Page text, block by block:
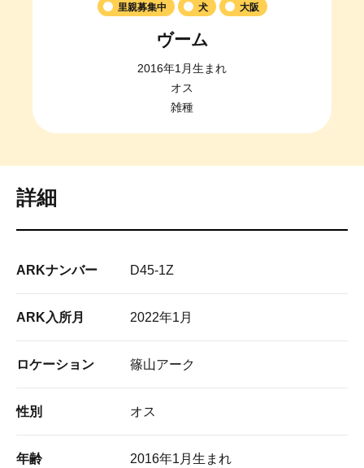
里親募集中 犬 大阪
ヴーム
2016年1月生まれ
オス
雑種
詳細
ARKナンバー D45-1Z
ARK入所月 2022年1月
ロケーション 篠山アーク
性別 オス
年齢 2016年1月生まれ